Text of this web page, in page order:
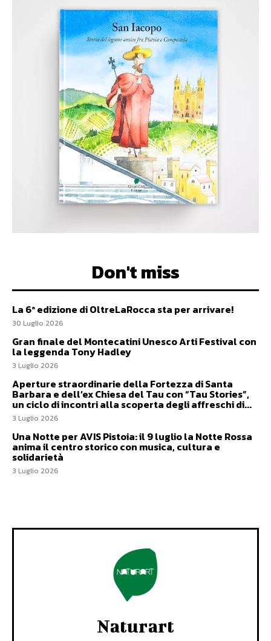
Don't miss
La 6ª edizione di OltreLaRocca sta per arrivare!
30 Luglio 2026
Gran finale del Montecatini Unesco Arti Festival con
la leggenda Tony Hadley
3 Luglio 2026
Aperture straordinarie della Fortezza di Santa
Barbara e dell’ex Chiesa del Tau con “Tau Stories”,
un ciclo di incontri alla scoperta degli affreschi di...
3 Luglio 2026
Una Notte per AVIS Pistoia: il 9 luglio la Notte Rossa
anima il centro storico con musica, cultura e
solidarietà
3 Luglio 2026
Naturart